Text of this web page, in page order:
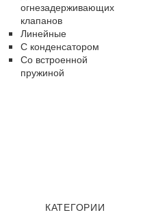
огнезадерживающих
клапанов
Линейные
С конденсатором
Со встроенной
пружиной
КАТЕГОРИИ